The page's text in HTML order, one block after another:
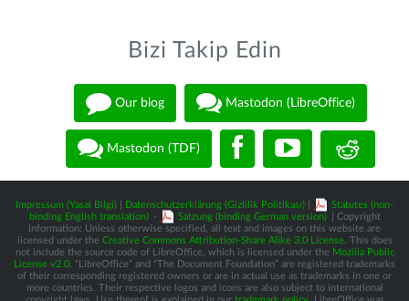
Bizi Takip Edin
Our blog Mastodon (LibreOffice)
Mastodon (TDF)
Impressum (Yasal Bilgi) Datenschutzerklärung (Gizlilik Politikası)
Statutes (non-
binding English translation) - Satzung (binding German version)
| Copyright
information: Unless otherwise specified, all text and images on this website are
licensed under the Creative Commons Attribution-Share Alike 3.0 License. This does
not include the source code of LibreOffice, which is licensed under the Mozilla Public
License v2.0 . “LibreOffice” and “The Document Foundation” are registered trademarks
of their corresponding registered owners or are in actual use as trademarks in one or
more countries. Their respective logos and icons are also subject to international